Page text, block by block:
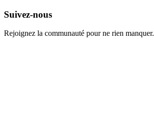
Suivez-nous
Rejoignez la communauté pour ne rien manquer.